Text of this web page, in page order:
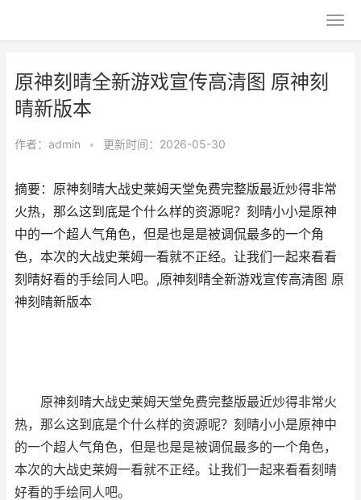
原神刻晴全新游戏宣传高清图 原神刻
晴新版本
作者： admin • 更新时间：2026-05-30
摘要：原神刻晴大战史莱姆天堂免费完整版最近炒得非常
火热，那么这到底是个什么样的资源呢？刻晴小小是原神
中的一个超人气角色，但是也是是被调侃最多的一个角
色，本次的大战史莱姆一看就不正经。让我们一起来看看
刻晴好看的手绘同人吧。,原神刻晴全新游戏宣传高清图 原
神刻晴新版本
原神刻晴大战史莱姆天堂免费完整版最近炒得非常火
热，那么这到底是个什么样的资源呢？刻晴小小是原神中
的一个超人气角色，但是也是是被调侃最多的一个角色，
本次的大战史莱姆一看就不正经。让我们一起来看看刻晴
好看的手绘同人吧。